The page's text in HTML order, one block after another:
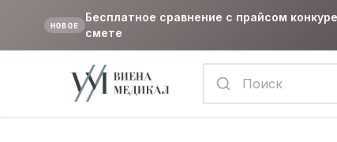
НОВОЕ
Бесплатное сравнение с прайсом
смете